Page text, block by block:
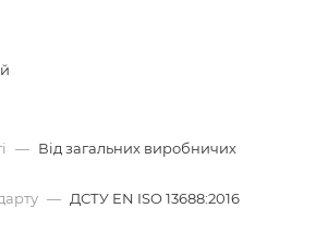
— Від загальних виробничих
— ДСТУ EN ISO 13688:2016